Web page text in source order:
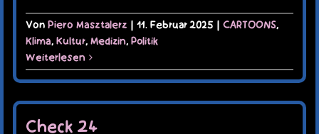
Von Piero Masztalerz | 11. Februar 2025 | CARTOONS,
Klima, Kultur, Medizin, Politik
Weiterlesen
Check 24